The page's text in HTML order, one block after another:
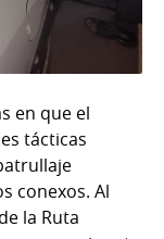
en que el
tácticas
conexos. Al
la Ruta